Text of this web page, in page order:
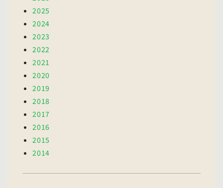
2025
2024
2023
2022
2021
2020
2019
2018
2017
2016
2015
2014